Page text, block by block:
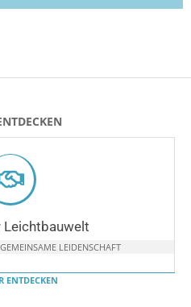
Leichtbauwelt
LEIDENSCHAFT
ENTDECKEN